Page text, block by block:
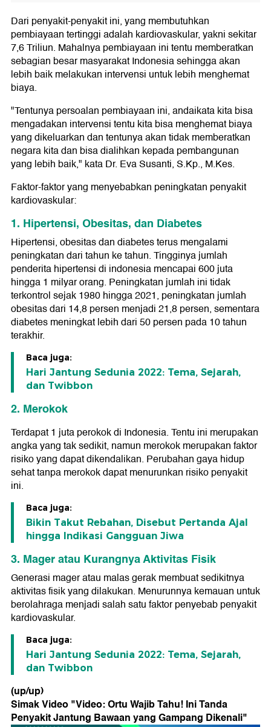
Dari penyakit-penyakit ini, yang membutuhkan
pembiayaan tertinggi adalah kardiovaskular, yakni sekitar
7,6 Triliun. Mahalnya pembiayaan ini tentu memberatkan
sebagian besar masyarakat Indonesia sehingga akan
lebih baik melakukan intervensi untuk lebih menghemat
biaya.
"Tentunya persoalan pembiayaan ini, andaikata kita bisa
mengadakan intervensi tentu kita bisa menghemat biaya
yang dikeluarkan dan tentunya akan tidak memberatkan
negara kita dan bisa dialihkan kepada pembangunan
yang lebih baik," kata Dr. Eva Susanti, S.Kp., M.Kes.
Faktor-faktor yang menyebabkan peningkatan penyakit
kardiovaskular:
1. Hipertensi, Obesitas, dan Diabetes
Hipertensi, obesitas dan diabetes terus mengalami
peningkatan dari tahun ke tahun. Tingginya jumlah
penderita hipertensi di indonesia mencapai 600 juta
hingga 1 milyar orang. Peningkatan jumlah ini tidak
terkontrol sejak 1980 hingga 2021, peningkatan jumlah
obesitas dari 14,8 persen menjadi 21,8 persen, sementara
diabetes meningkat lebih dari 50 persen pada 10 tahun
terakhir.
Baca juga:
Hari Jantung Sedunia 2022: Tema, Sejarah,
dan Twibbon
2. Merokok
Terdapat 1 juta perokok di Indonesia. Tentu ini merupakan
angka yang tak sedikit, namun merokok merupakan faktor
risiko yang dapat dikendalikan. Perubahan gaya hidup
sehat tanpa merokok dapat menurunkan risiko penyakit
ini.
Baca juga:
Bikin Takut Rebahan, Disebut Pertanda Ajal
hingga Indikasi Gangguan Jiwa
3. Mager atau Kurangnya Aktivitas Fisik
Generasi mager atau malas gerak membuat sedikitnya
aktivitas fisik yang dilakukan. Menurunnya kemauan untuk
berolahraga menjadi salah satu faktor penyebab penyakit
kardiovaskular.
Baca juga:
Hari Jantung Sedunia 2022: Tema, Sejarah,
dan Twibbon
(up/up)
Simak Video "Video: Ortu Wajib Tahu! Ini Tanda
Penyakit Jantung Bawaan yang Gampang Dikenali"